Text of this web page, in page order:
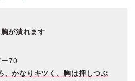
胸が潰れます
70
、かなりキツく、胸は押しつぶ